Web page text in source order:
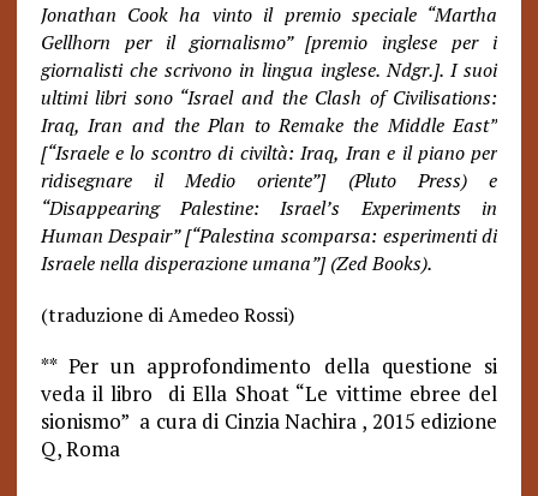
Jonathan Cook ha vinto il premio speciale “Martha
Gellhorn per il giornalismo” [premio inglese per i
giornalisti che scrivono in lingua inglese. Ndgr.]. I suoi
ultimi libri sono “Israel and the Clash of Civilisations:
Iraq, Iran and the Plan to Remake the Middle East”
[“Israele e lo scontro di civiltà: Iraq, Iran e il piano per
ridisegnare il Medio oriente”] (Pluto Press) e
“Disappearing Palestine: Israel’s Experiments in
Human Despair” [“Palestina scomparsa: esperimenti di
Israele nella disperazione umana”] (Zed Books).
(traduzione di Amedeo Rossi)
** Per un approfondimento della questione si
veda il libro di Ella Shoat “Le vittime ebree del
sionismo” a cura di Cinzia Nachira , 2015 edizione
Q, Roma